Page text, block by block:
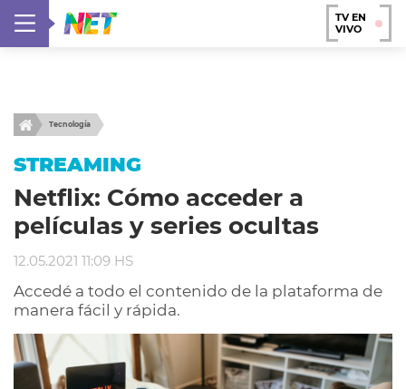
TV EN
VIVO
Tecnología
STREAMING
Netflix: Cómo acceder a
películas y series ocultas
12.05.2021 11:09 HS
Accedé a todo el contenido de la plataforma de
manera fácil y rápida.